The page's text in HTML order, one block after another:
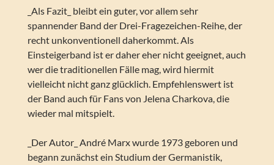
_Als Fazit_ bleibt ein guter, vor allem sehr
spannender Band der Drei-Fragezeichen-Reihe, der
recht unkonventionell daherkommt. Als
Einsteigerband ist er daher eher nicht geeignet, auch
wer die traditionellen Fälle mag, wird hiermit
vielleicht nicht ganz glücklich. Empfehlenswert ist
der Band auch für Fans von Jelena Charkova, die
wieder mal mitspielt.
_Der Autor_ André Marx wurde 1973 geboren und
begann zunächst ein Studium der Germanistik,